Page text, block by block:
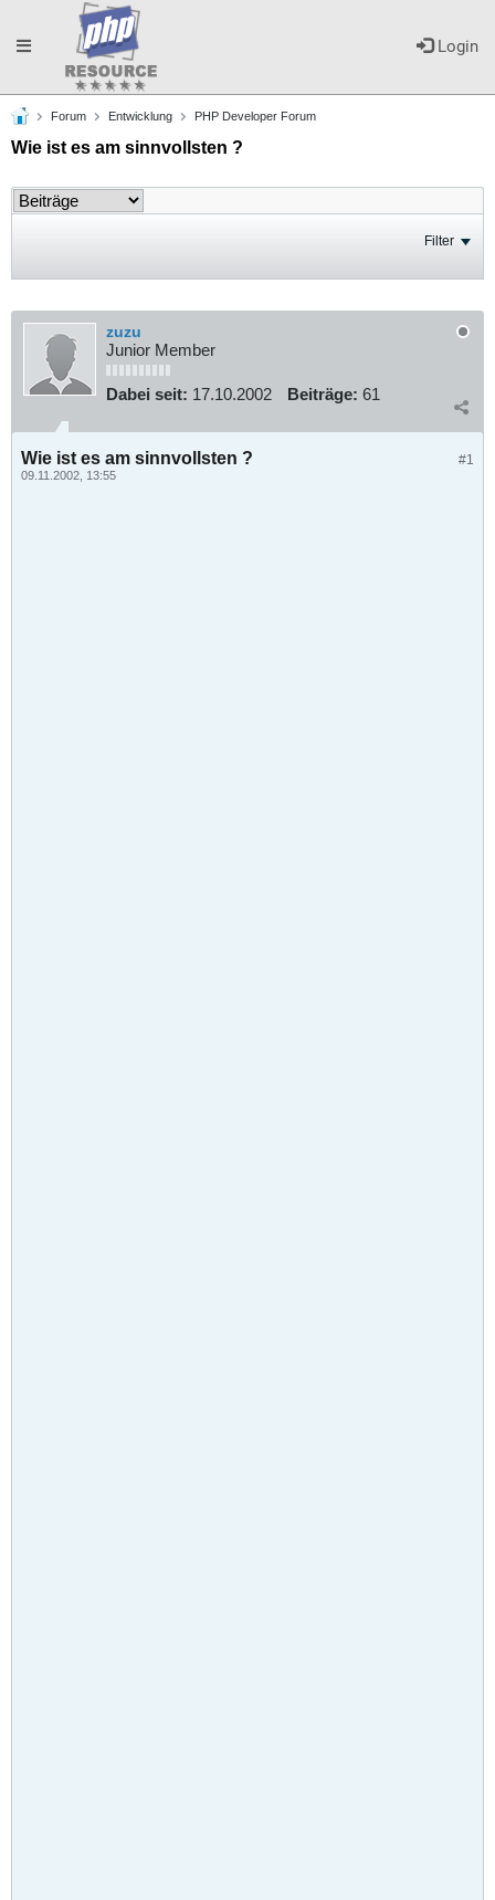
Login
Toggle
navigation
Forum Entwicklung PHP Developer Forum
Wie ist es am sinnvollsten ?
Filter
zuzu
Junior Member
Dabei seit: 17.10.2002 Beiträge: 61
#1
Wie ist es am sinnvollsten ?
09.11.2002, 13:55